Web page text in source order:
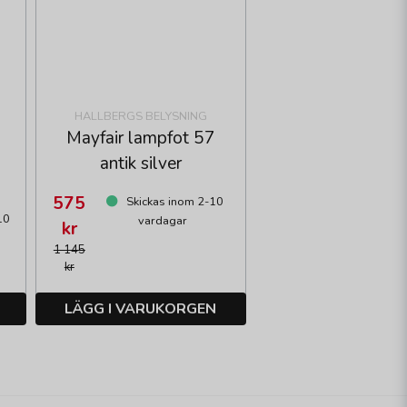
HALLBERGS BELYSNING
Mayfair lampfot 57
antik silver
1 145
kr
575
kr
Skickas inom 2-10
vardagar
LÄGG I VARUKORGEN